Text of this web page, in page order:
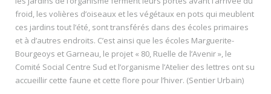
froid, les volières d’oiseaux et les végétaux en pots qui meublent
ces jardins tout l’été, sont transférés dans des écoles primaires
et à d’autres endroits. C’est ainsi que les écoles Marguerite-
Bourgeoys et Garneau, le projet « 80, Ruelle de l’Avenir », le
Comité Social Centre Sud et l’organisme l’Atelier des lettres ont su
accueillir cette faune et cette flore pour l’hiver. (Sentier Urbain)